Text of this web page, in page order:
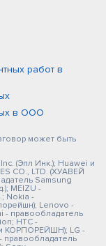
работ в
в ООО
может быть
(Эпл Инк.); Huawei и
CO., LTD. (ХУАВЕЙ
Samsung
MEIZU -
Nokia -
Lenovo -
- правообладатель
HTC -
КОРПОРЕЙШН); LG -
правообладатель